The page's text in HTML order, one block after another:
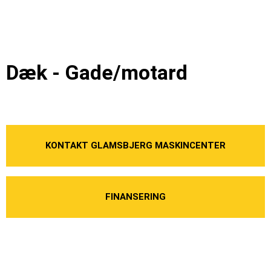
Dæk - Gade/motard
KONTAKT GLAMSBJERG MASKINCENTER
FINANSERING